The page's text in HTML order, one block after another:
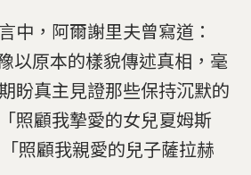
中，阿爾謝里夫曾寫道：
以原本的樣貌傳述真相，毫
盼真主見證那些保持沉默的
照顧我摯愛的女兒夏姆斯
「照顧我親愛的兒子薩拉赫